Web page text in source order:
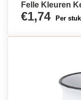
Felle Kleuren
€1,74 Per